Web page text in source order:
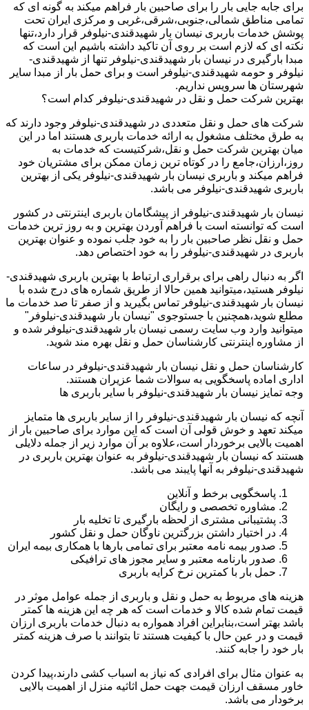
برای جابه جایی بار را برای صاحبین بار فراهم میکند به گونه ای که
تمامی مناطق شمالی،جنوبی،شرقی،غربی و مرکزی ایران تحت
پوشش خدمات باربری نیسان بار شهیدقندی-نیلوفر قرار دارد،تنها
نکته ای که لازم است بر روی آن تاکید داشته باشیم این است که
مبدا بارگیری در نیسان بار شهیدقندی-نیلوفر تنها از شهیدقندی-
نیلوفر و حومه شهیدقندی-نیلوفر است و برای حمل بار از مبدا سایر
شهرستان ها سرویس نداریم.
بهترین شرکت حمل و نقل در شهیدقندی-نیلوفر کدام است؟
شرکت های حمل و نقل متعددی در شهیدقندی-نیلوفر وجود دارند که
به طرق مختلف مشغول به ارائه خدمات باربری هستند اما در این
میان بهترین شرکت حمل و نقل،شرکتیست که خدمات به
روز،ارزان،جامع را در کوتاه ترین زمان ممکن برای مشتریان خود
فراهم میکند و باربری نیسان بار شهیدقندی-نیلوفر یکی از بهترین
باربری شهیدقندی-نیلوفر می باشد.
نیسان بار شهیدقندی-نیلوفر از پیشگامان باربری اینترنتی در کشور
است که توانسته است با فراهم آوردن بهترین و به روز ترین خدمات
حمل و نقل نظر صاحبین بار را به خود جلب نموده و عنوان بهترین
باربری در شهیدقندی-نیلوفر را به خود اختصاص دهد.
اگر به دنبال راهی برای برقراری ارتباط با بهترین باربری شهیدقندی-
نیلوفر هستید،میتوانید همین حالا از طریق شماره های درج شده با
نیسان بار شهیدقندی-نیلوفر تماس بگیرید و از صفر تا صد خدمات ما
مطلع شوید،همچنین با جستوجوی "نیسان بار شهیدقندی-نیلوفر"
میتوانید وارد وب سایت رسمی نیسان بار شهیدقندی-نیلوفر شده و
از مشاوره اینترنتی کارشناسان حمل و نقل بهره مند شوید.
کارشناسان حمل و نقل نیسان بار شهیدقندی-نیلوفر در ساعات
اداری اماده پاسخگویی به سوالات شما عزیران هستند.
وجه تمایز نیسان بار شهیدقندی-نیلوفر با سایر باربری ها
آنچه که نیسان بار شهیدقندی-نیلوفر را از سایر باربری ها متمایز
میکند تعهد و خوش قولی آن است که این موارد برای صاحبین بار از
اهمیت بالایی برخوردار است،علاوه بر آن موارد زیر از جمله دلایلی
هستند که نیسان بار شهیدقندی-نیلوفر به عنوان بهترین باربری در
شهیدقندی-نیلوفر به آنها پایبند می باشد.
پاسخگویی برخط و آنلاین
مشاوره تخصصی و رایگان
پشتیبانی مشتری از لحظه بارگیری تا تخلیه بار
در اختیار داشتن بزرگترین ناوگان حمل و نقل کشور
صدور بیمه نامه معتبر برای تمامی بارها با همکاری بیمه ایران
صدور بارنامه معتبر و سایر مجوز های ترافیکی
حمل بار با کمترین نرخ کرایه باربری
هزینه های مربوط به حمل و نقل و باربری از جمله عوامل موثر در
قیمت تمام شده کالا و خدمات است که هر چه این هزینه ها کمتر
باشد بهتر است،بنابراین افراد همواره به دنبال خدمات باربری ارزان
قیمت و در عین حال با کیفیت هستند تا بتوانند با صرف هزینه کمتر
بار خود را جابه کنند.
به عنوان مثال برای افرادی که نیاز به اسباب کشی دارند،پیدا کردن
خاور مسقف ارزان قیمت جهت حمل اثاثیه منزل از اهمیت بالایی
برخودار می باشد.